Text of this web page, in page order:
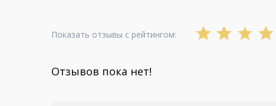
Показать отзывы с рейтингом:
Отзывов пока нет!